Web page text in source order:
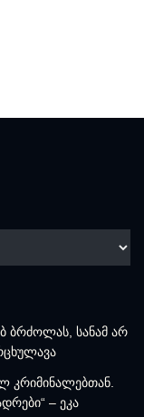
ბრძოლას, სანამ არ
კრიმინალებთან.
– ეკა